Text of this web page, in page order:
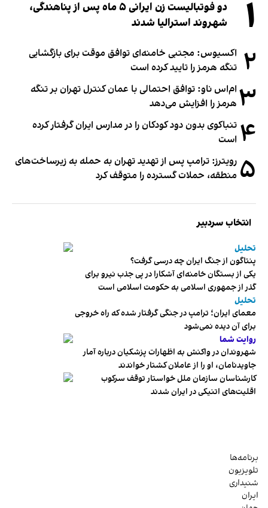
۱
دو فوتبالیست زن ایرانی ۵ ماه پس از پناهندگی،
شهروند استرالیا شدند
۲ اکسیوس: مجتبی خامنه‌ای توافق موقت برای بازگشایی
تنگه هرمز را تایید کرده است
۳ ام‌اس ناو: توافق احتمالی با عمان کنترل تهران بر تنگه
هرمز را افزایش می‌دهد
۴ تنباکوی بدون دود کودکان را در مدارس ایران گرفتار کرده
است
۵ رویترز: ترامپ پس از تهدید تهران به حمله به زیرساخت‌های
منطقه، حملات گسترده را متوقف کرد
انتخاب سردبیر
تحلیل
پنتاگون از جنگ ایران چه درسی گرفت؟
یکی از بستگان خامنه‌ای آشکارا در پی جذب نیرو برای
گذر از جمهوری اسلامی به حکومت اسلامی است
تحلیل
معمای ایران؛ ترامپ در جنگی گرفتار شده که راه خروجی
برای آن دیده نمی‌شود
روایت شما
شهروندان در واکنش به اظهارات پزشکیان درباره آمار
جاویدنامان، او را از عاملان کشتار خواندند
کارشناسان سازمان ملل خواستار توقف سرکوب
اقلیت‌های اتنیکی در ایران شدند
برنامه‌ها
تلویزیون
شنیداری
ایران